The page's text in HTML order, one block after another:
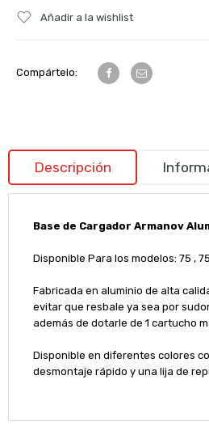
Añadir a la wishlist
Compártelo:
Descripción
Base de Cargador Armanov
Disponible Para los modelos: 75 ,
Fabricada en aluminio de alta
evitar que resbale ya sea por
además de dotarle de 1 cartucho
Disponible en diferentes colores
desmontaje rápido y una lija de